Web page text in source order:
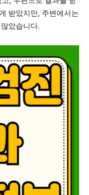
받았지만, 주변에서는
았습니다.